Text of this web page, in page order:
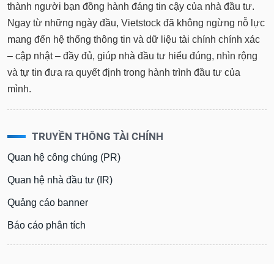
thành người bạn đồng hành đáng tin cậy của nhà đầu tư.
Ngay từ những ngày đầu, Vietstock đã không ngừng nỗ lực
mang đến hệ thống thông tin và dữ liệu tài chính chính xác
– cập nhật – đầy đủ, giúp nhà đầu tư hiểu đúng, nhìn rộng
và tự tin đưa ra quyết định trong hành trình đầu tư của
mình.
TRUYỀN THÔNG TÀI CHÍNH
Quan hệ công chúng (PR)
Quan hệ nhà đầu tư (IR)
Quảng cáo banner
Báo cáo phân tích